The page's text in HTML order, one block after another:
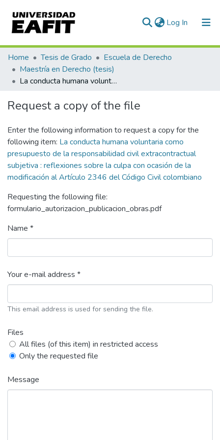
Log In (current)
Communities & Collections
All of DSpace
Home Tesis de Grado
Escuela de Derecho
Maestría en Derecho (tesis)
La conducta humana voluntaria como presupuesto de la responsabilidad civil extracontractual subjetiva : reflexiones sobre la culpa con ocasión de la modificación al Artículo 2346 del Código Civil colombiano
Request a copy of the file
Enter the following information to request a copy for the
following item: La conducta humana voluntaria como
presupuesto de la responsabilidad civil extracontractual
subjetiva : reflexiones sobre la culpa con ocasión de la
modificación al Artículo 2346 del Código Civil colombiano
Requesting the following file:
formulario_autorizacion_publicacion_obras.pdf
Name *
Your e-mail address *
This email address is used for sending the file.
Files
All files (of this item) in restricted access
Only the requested file
Message